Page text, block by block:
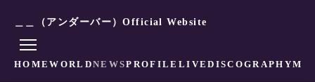
＿＿（アンダーバー）Official Website
HOMEWORLDNEWSPROFILE LIVEDISCOGRAPHY